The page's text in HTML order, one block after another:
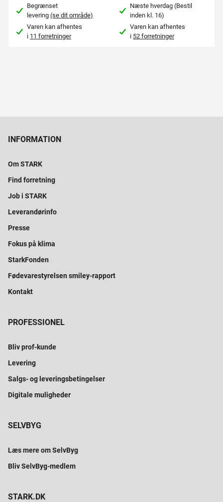
Begrænset
levering(se dit område)
Varen kan afhentes
i 11 forretninger
Næste hverdag (Bestil
inden kl. 16)
Varen kan afhentes
i 52 forretninger
INFORMATION
Om STARK
Find forretning
Job i STARK
Leverandørinfo
Presse
Fokus på klima
StarkFonden
Fødevarestyrelsen smiley-rapport
Kontakt
PROFESSIONEL
Bliv prof-kunde
Levering
Salgs- og leveringsbetingelser
Digitale muligheder
SELVBYG
Læs mere om SelvByg
Bliv SelvByg-medlem
STARK.DK